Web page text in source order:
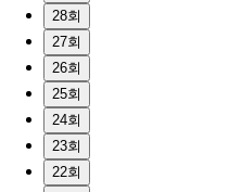
28회
27회
26회
25회
24회
23회
22회